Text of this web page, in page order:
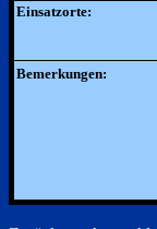
Einsatzorte:
Bemerkungen: